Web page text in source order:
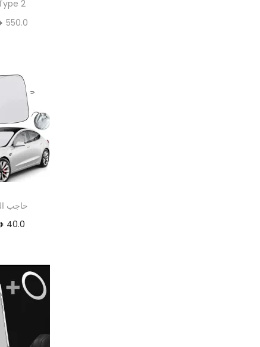
2
550.0
حاجب
40.0